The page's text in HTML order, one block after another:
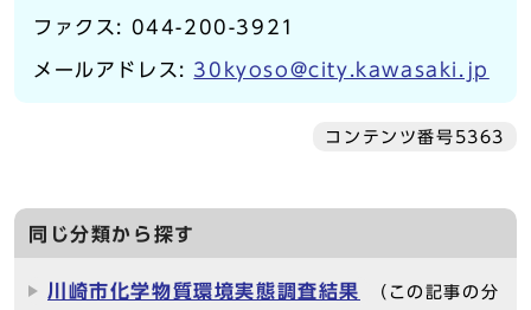
ファクス: 044-200-3921
メールアドレス: 30kyoso@city.kawasaki.jp
コンテンツ番号5363
同じ分類から探す
川崎市化学物質環境実態調査結果
（この記事の分